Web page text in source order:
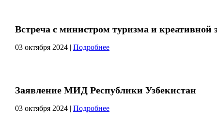
Встреча с министром туризма и
03 октября 2024 | Подробнее
Заявление МИД Республики Узбекистан
03 октября 2024 | Подробнее